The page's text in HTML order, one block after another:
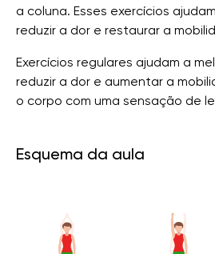
a coluna. Esses exercícios
reduzir a dor e restaurar a
Exercícios regulares ajudam a
reduzir a dor e aumentar a
o corpo com uma sensação de
Esquema da aula